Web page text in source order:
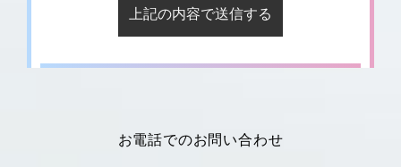
お電話でのお問い合わせ